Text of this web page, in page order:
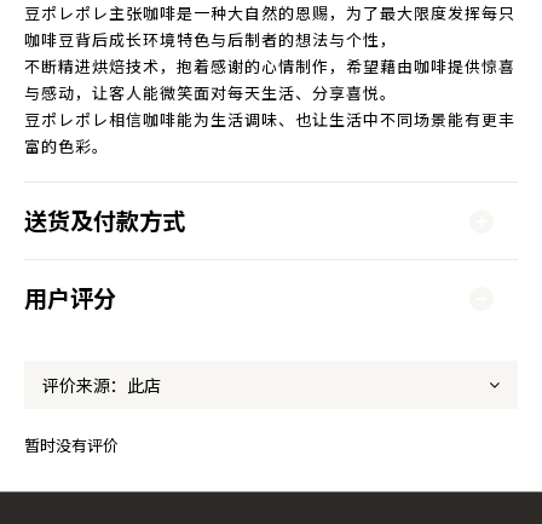
豆ポレポレ主张咖啡是一种大自然的恩赐，为了最大限度发挥每只
咖啡豆背后成长环境特色与后制者的想法与个性，
不断精进烘焙技术，抱着感谢的心情制作，希望藉由咖啡提供惊喜
与感动，让客人能微笑面对每天生活、分享喜悦。
豆ポレポレ相信咖啡能为生活调味、也让生活中不同场景能有更丰
富的色彩。
送货及付款方式
用户评分
暂时没有评价